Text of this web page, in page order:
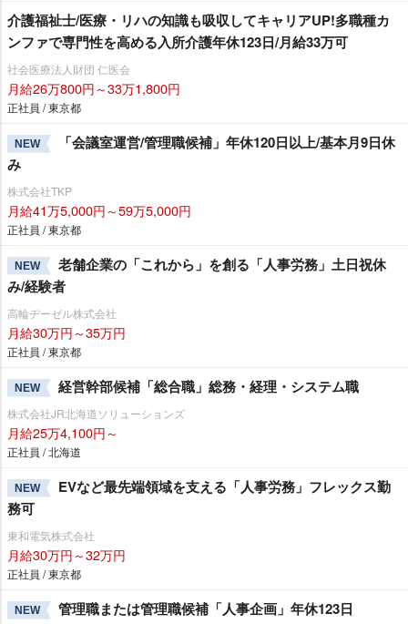
介護福祉士/医療・リハの知識も吸収してキャリアUP!多職種カ
ンファで専門性を高める入所介護年休123日/月給33万可
社会医療法人財団 仁医会
月給26万800円～33万1,800円
正社員 / 東京都
NEW
「会議室運営/管理職候補」年休120日以上/基本月9日休
み
株式会社TKP
月給41万5,000円～59万5,000円
正社員 / 東京都
NEW
老舗企業の「これから」を創る「人事労務」土日祝休
み/経験者
高輪ヂーゼル株式会社
月給30万円～35万円
正社員 / 東京都
NEW 経営幹部候補「総合職」総務・経理・システム職
株式会社JR北海道ソリューションズ
月給25万4,100円～
正社員 / 北海道
NEW
EVなど最先端領域を支える「人事労務」フレックス勤
務可
東和電気株式会社
月給30万円～32万円
正社員 / 東京都
NEW 管理職または管理職候補「人事企画」年休123日